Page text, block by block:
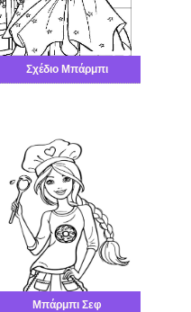
Σχέδιο Μπάρμπι
Μπάρμπι Σεφ